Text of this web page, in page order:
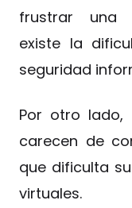
frustrar una
existe la
seguridad
Por otro lado,
carecen de
que dificulta
virtuales.